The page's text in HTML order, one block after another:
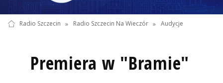
Radio Szczecin » Radio Szczecin Na Wieczór » Audycje
Premiera w "Bramie"